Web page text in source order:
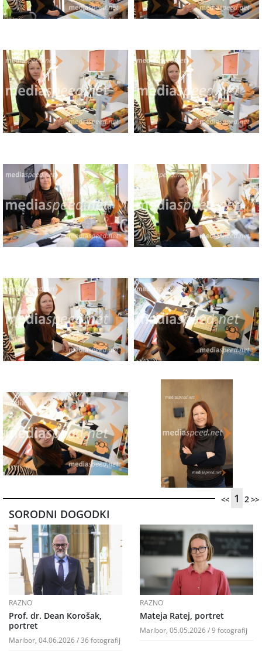
<< 1 2>>
SORODNI DOGODKI
RAZNO
Prof. dr. Dean Korošak,
portret
Maribor, 04.06.2026 / 36 fotografij
RAZNO
Mateja Ratej, portret
Maribor, 05.05.2026 / 9 fotografij